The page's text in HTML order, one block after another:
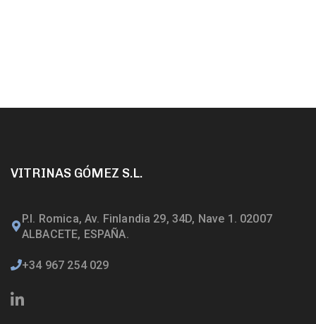
VITRINAS GÓMEZ S.L.
P.I. Romica, Av. Finlandia 29, 34D, Nave 1. 02007
ALBACETE, ESPAÑA.
+34 967 254 029